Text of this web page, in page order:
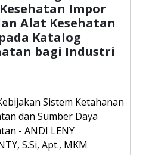
Impor
Alat Kesehatan
Katalog
bagi Industri
Sistem Ketahanan
dan Sumber Daya
- ANDI LENY
S.Si, Apt., MKM